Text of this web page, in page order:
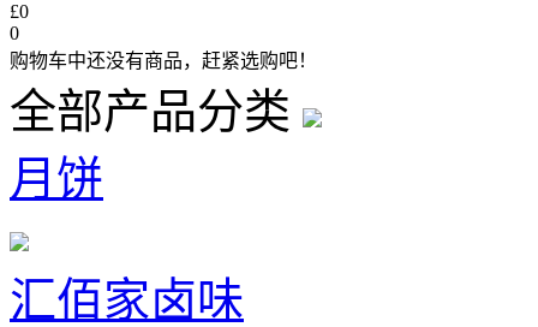
£0
0
购物车中还没有商品，赶紧选购吧！
全部产品分类
月饼
汇佰家卤味